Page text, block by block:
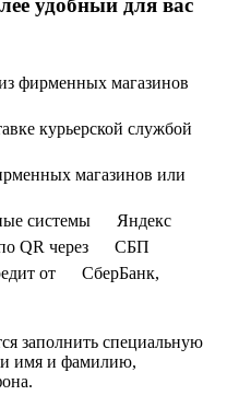
фирменных магазинов
курьерской службой
магазинов или
системы
Яндекс
QR через
СБП
от
СберБанк,
заполнить специальную
имя и фамилию,